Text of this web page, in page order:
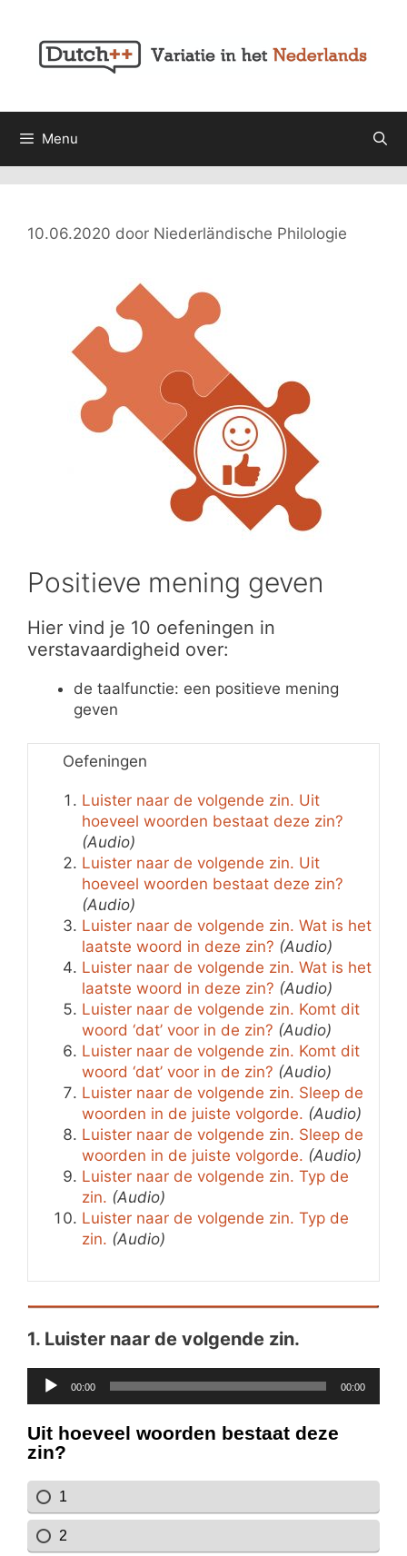
inhoud
Menu
10.06.2020 door Niederländische Philologie
Positieve mening geven
Hier vind je 10 oefeningen in
verstavaardigheid over:
de taalfunctie: een positieve mening
geven
Oefeningen
Luister naar de volgende zin. Uit
hoeveel woorden bestaat deze zin?
(Audio)
Luister naar de volgende zin. Uit
hoeveel woorden bestaat deze zin?
(Audio)
Luister naar de volgende zin. Wat is het
laatste woord in deze zin? (Audio)
Luister naar de volgende zin. Wat is het
laatste woord in deze zin? (Audio)
Luister naar de volgende zin. Komt dit
woord ‘dat’ voor in de zin? (Audio)
Luister naar de volgende zin. Komt dit
woord ‘dat’ voor in de zin? (Audio)
Luister naar de volgende zin. Sleep de
woorden in de juiste volgorde. (Audio)
Luister naar de volgende zin. Sleep de
woorden in de juiste volgorde. (Audio)
Luister naar de volgende zin. Typ de
zin. (Audio)
Luister naar de volgende zin. Typ de
zin. (Audio)
1. Luister naar de volgende zin.
Audiospeler
00:00 00:00